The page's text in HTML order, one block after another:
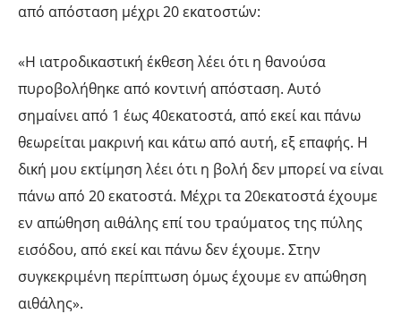
από απόσταση μέχρι 20 εκατοστών:
«Η ιατροδικαστική έκθεση λέει ότι η θανούσα
πυροβολήθηκε από κοντινή απόσταση. Aυτό
σημαίνει από 1 έως 40εκατοστά, από εκεί και πάνω
θεωρείται μακρινή και κάτω από αυτή, εξ επαφής. Η
δική μου εκτίμηση λέει ότι η βολή δεν μπορεί να είναι
πάνω από 20 εκατοστά. Μέχρι τα 20εκατοστά έχουμε
εν απώθηση αιθάλης επί του τραύματος της πύλης
εισόδου, από εκεί και πάνω δεν έχουμε. Στην
συγκεκριμένη περίπτωση όμως έχουμε εν απώθηση
αιθάλης».